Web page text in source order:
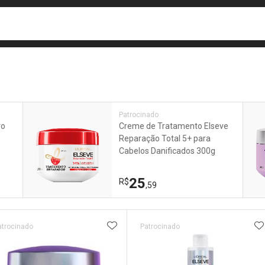
Patrocinado
Creme de Tratamento Elseve
Reparação Total 5+ para
Cabelos Danificados 300g
R$25,59
ADICIONAR AOS FAVORITOS
Patrocinado